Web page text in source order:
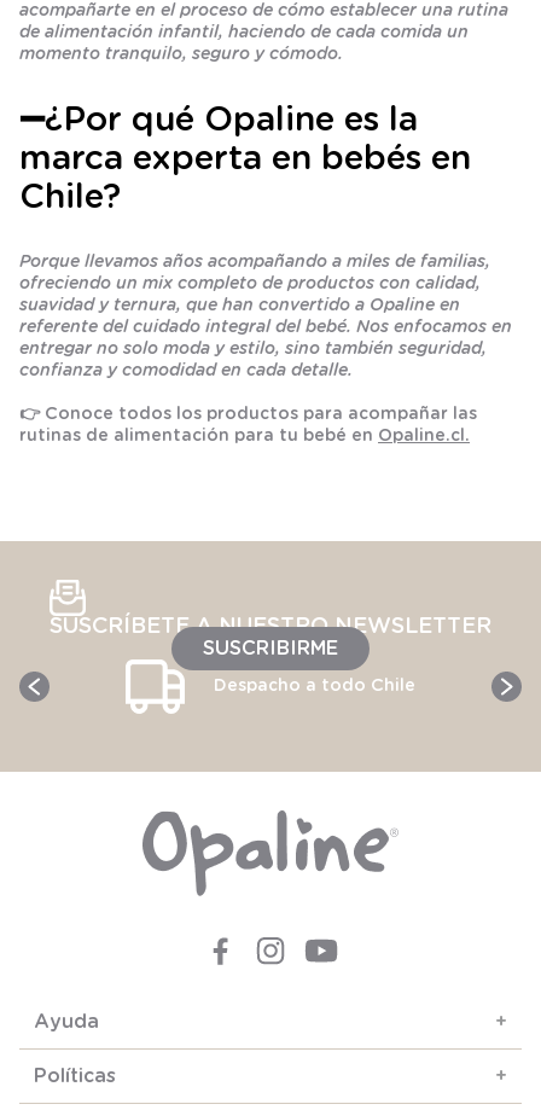
acompañarte en el proceso de cómo establecer una rutina
de alimentación infantil, haciendo de cada comida un
momento tranquilo, seguro y cómodo.
➖¿Por qué Opaline es la
marca experta en bebés en
Chile?
Porque llevamos años acompañando a miles de familias,
ofreciendo un mix completo de productos con calidad,
suavidad y ternura, que han convertido a Opaline en
referente del cuidado integral del bebé. Nos enfocamos en
entregar no solo moda y estilo, sino también seguridad,
confianza y comodidad en cada detalle.
👉 Conoce todos los productos para acompañar las
rutinas de alimentación para tu bebé en Opaline.cl.
SUSCRÍBETE A NUESTRO NEWSLETTER
SUSCRIBIRME
Despacho a todo Chile
Ayuda +
Políticas +